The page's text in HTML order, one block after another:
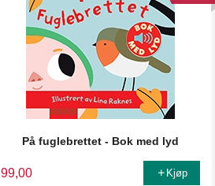
På fuglebrettet - Bok med lyd
99,00 Kjøp